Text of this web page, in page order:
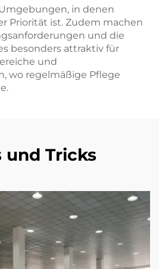
in denen
Priorität ist. Zudem machen
und die
besonders attraktiv für
und
wo regelmäßige Pflege
und Tricks